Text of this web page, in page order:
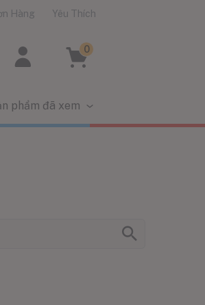
Hàng Yêu Thích
0
phẩm đã xem